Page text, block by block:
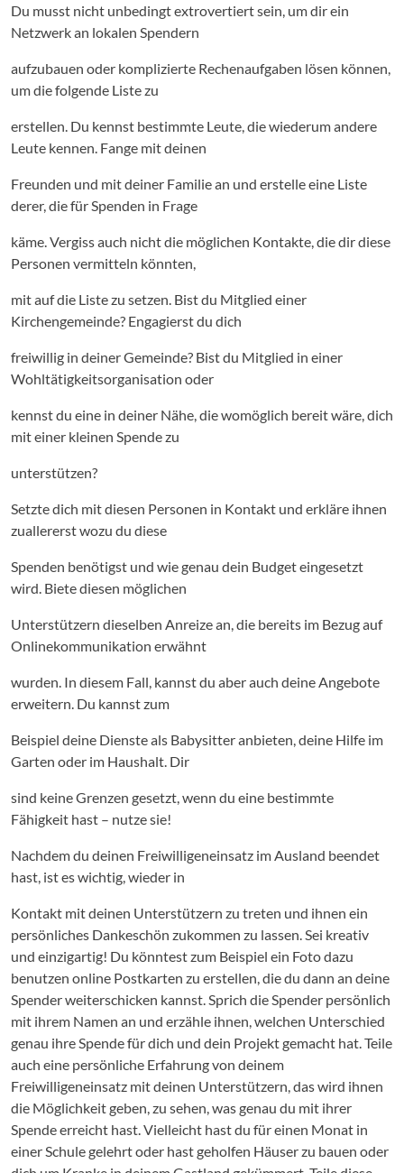
Du musst nicht unbedingt extrovertiert sein, um dir ein
Netzwerk an lokalen Spendern
aufzubauen oder komplizierte Rechenaufgaben lösen können,
um die folgende Liste zu
erstellen. Du kennst bestimmte Leute, die wiederum andere
Leute kennen. Fange mit deinen
Freunden und mit deiner Familie an und erstelle eine Liste
derer, die für Spenden in Frage
käme. Vergiss auch nicht die möglichen Kontakte, die dir diese
Personen vermitteln könnten,
mit auf die Liste zu setzen. Bist du Mitglied einer
Kirchengemeinde? Engagierst du dich
freiwillig in deiner Gemeinde? Bist du Mitglied in einer
Wohltätigkeitsorganisation oder
kennst du eine in deiner Nähe, die womöglich bereit wäre, dich
mit einer kleinen Spende zu
unterstützen?
Setzte dich mit diesen Personen in Kontakt und erkläre ihnen
zuallererst wozu du diese
Spenden benötigst und wie genau dein Budget eingesetzt
wird. Biete diesen möglichen
Unterstützern dieselben Anreize an, die bereits im Bezug auf
Onlinekommunikation erwähnt
wurden. In diesem Fall, kannst du aber auch deine Angebote
erweitern. Du kannst zum
Beispiel deine Dienste als Babysitter anbieten, deine Hilfe im
Garten oder im Haushalt. Dir
sind keine Grenzen gesetzt, wenn du eine bestimmte
Fähigkeit hast – nutze sie!
Nachdem du deinen Freiwilligeneinsatz im Ausland beendet
hast, ist es wichtig, wieder in
Kontakt mit deinen Unterstützern zu treten und ihnen ein
persönliches Dankeschön zukommen zu lassen. Sei kreativ
und einzigartig! Du könntest zum Beispiel ein Foto dazu
benutzen online Postkarten zu erstellen, die du dann an deine
Spender weiterschicken kannst. Sprich die Spender persönlich
mit ihrem Namen an und erzähle ihnen, welchen Unterschied
genau ihre Spende für dich und dein Projekt gemacht hat. Teile
auch eine persönliche Erfahrung von deinem
Freiwilligeneinsatz mit deinen Unterstützern, das wird ihnen
die Möglichkeit geben, zu sehen, was genau du mit ihrer
Spende erreicht hast. Vielleicht hast du für einen Monat in
einer Schule gelehrt oder hast geholfen Häuser zu bauen oder